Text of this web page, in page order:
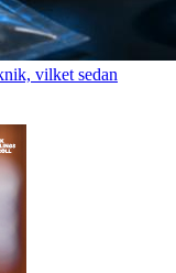
vilket sedan